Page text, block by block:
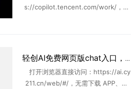
s://copilot.tencent.com/work/，支
轻创AI免费网页版chat入口，一站式全能在线智能写作问答平台
打开浏览器直接访问：https://ai.cy
211.cn/web/#/，无需下载 APP、不